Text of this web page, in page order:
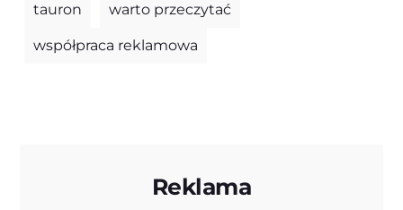
tauron warto przeczytać
współpraca reklamowa
Reklama